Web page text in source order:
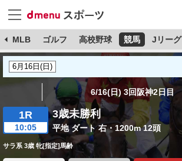
MLB ゴルフ 高校野球 競馬 Jリーグ
6/16(日) 3回阪神2日目
1R
10:05
3歳未勝利
平地 ダート 右・1200m 12頭
サラ系 3歳 牝[指定]馬齢